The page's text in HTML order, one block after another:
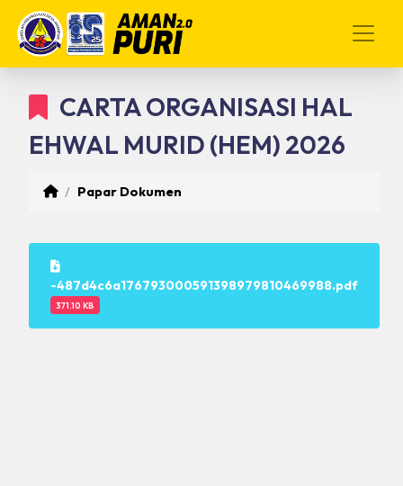
CARTA ORGANISASI HAL
EHWAL MURID (HEM) 2026
Papar Dokumen
-487d4c6a176793000591398979810469988.pdf
371.10 KB